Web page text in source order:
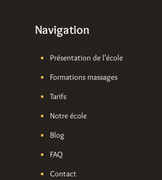
Navigation
Présentation de l’école
Formations massages
Tarifs
Notre école
Blog
FAQ
Contact